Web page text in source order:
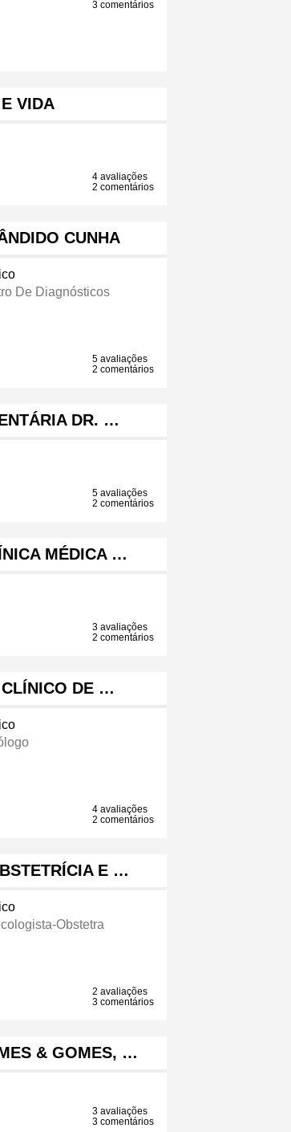
3 comentários
VIDA
4 avaliações
2 comentários
CUNHA
De Diagnósticos
5 avaliações
2 comentários
DR. …
5 avaliações
2 comentários
MÉDICA …
3 avaliações
2 comentários
CLÍNICO DE …
4 avaliações
2 comentários
E …
Obstetra
2 avaliações
3 comentários
& GOMES, …
3 avaliações
3 comentários